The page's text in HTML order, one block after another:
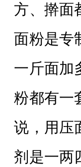
方、擀面
面粉是专
一斤面加
粉都有一
说，用压
剂是一两